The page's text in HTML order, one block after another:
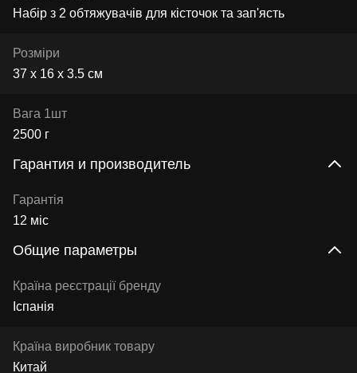
Набір з 2 обтяжувачів для кісточок та зап'ясть
Розміри
37 х 16 х 3.5 см
Вага 1шт
2500 г
Гарантия и производитель
Гарантія
12 міс
Общие параметры
Країна реєстрації бренду
Іспанія
Країна виробник товару
Китай